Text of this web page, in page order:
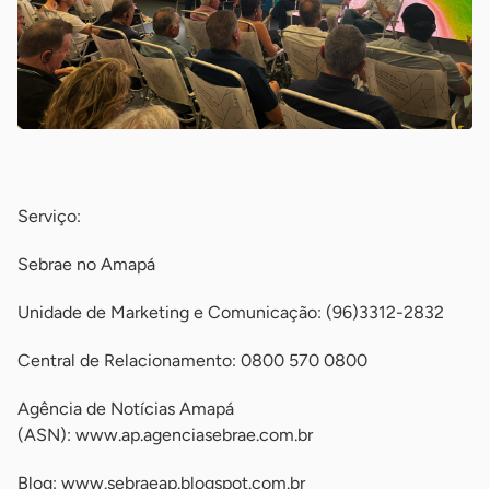
Serviço:
Sebrae no Amapá
Unidade de Marketing e Comunicação: (96)3312-2832
Central de Relacionamento: 0800 570 0800
Agência de Notícias Amapá
(ASN): www.ap.agenciasebrae.com.br
Blog: www.sebraeap.blogspot.com.br